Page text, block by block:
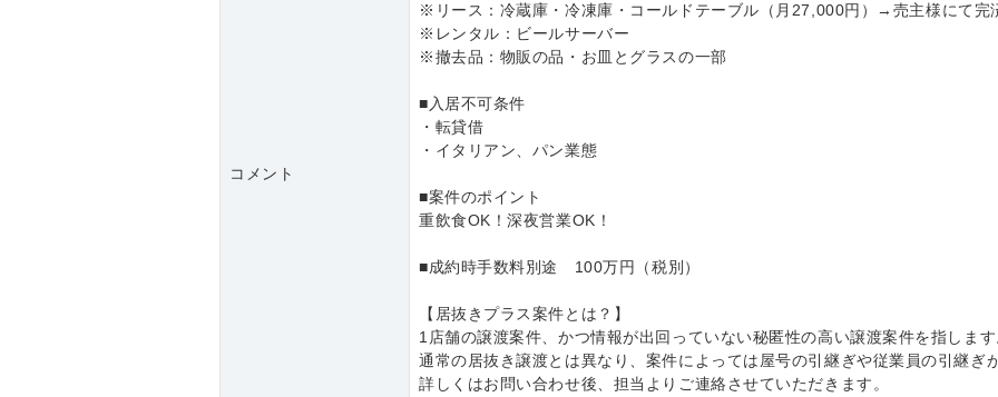
コメント
※リース：冷蔵庫・冷凍庫・コールドテーブル（月27,000円）→売主様にて完
※レンタル：ビールサーバー
※撤去品：物販の品・お皿とグラスの一部
■入居不可条件
・転貸借
・イタリアン、パン業態
■案件のポイント
重飲食OK！深夜営業OK！
■成約時手数料別途 100万円（税別）
【居抜きプラス案件とは？】
1店舗の譲渡案件、かつ情報が出回っていない秘匿性の高い譲渡案件を指しま
通常の居抜き譲渡とは異なり、案件によっては屋号の引継ぎや従業員の引継ぎ
詳しくはお問い合わせ後、担当よりご連絡させていただきます。